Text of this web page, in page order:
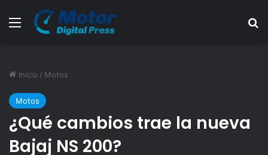
Menú
Inicio / Motos
Motos
¿Qué cambios trae la nueva
Bajaj NS 200?